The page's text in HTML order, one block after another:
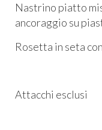
Nastrino piatto
ancoraggio su
Rosetta in seta
Attacchi esclusi